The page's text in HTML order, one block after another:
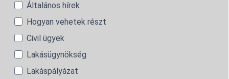
Általános hírek
Hogyan vehetek részt
Civil ügyek
Lakásügynökség
Lakáspályázat